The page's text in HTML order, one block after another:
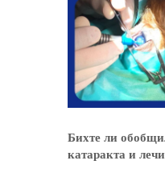
Бихте ли
катаракта и